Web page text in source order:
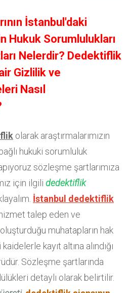
İstanbul'daki
Hukuk Sorumlulukları
Nelerdir? Dedektiflik
Gizlilik ve
Nasıl
olarak araştırmalarımızın
hukuki sorumluluk
sözleşme şartlarımıza
için ilgili dedektiflik
İstanbul dedektiflik
hizmet talep eden ve
oluşturduğu muhatapların hak
kayıt altına alındığı
Sözleşme şartlarında
detaylı olarak belirtilir.